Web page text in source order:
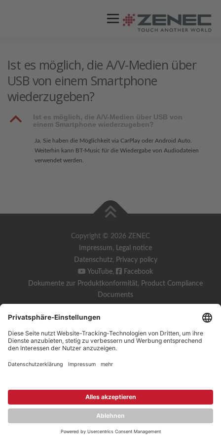
Menü
STORES / HÄNDLER
Ist es möglich, die A/V-Medien über
USB von einem Smartphone
wiederzugeben?
B
Ist es möglich, die A/V-Medien über USB von
einem Smartphone wiederzugeben?
Ja, Sie haben die Möglichkeit via CarPlay oder Android Auto.
Weiterhin kann BT-Music für die Wiedergabe von Audiodateien
verwendet werden.
Copyright © 2026 ZENEC
Impressum, Legal notice
Datenschutz, Privacy policy
YouTube,
Facebook
Dokumente zur Produktkonformität, Product Compliance
Documents